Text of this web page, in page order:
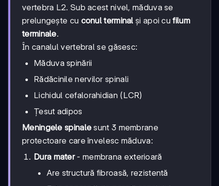
vertebra L2. Sub acest nivel, măduva se
prelungește cu conul terminal și apoi cufilum
terminale.
În canalul vertebral se găsesc:
Măduva spinării
Rădăcinile nervilor spinali
Lichidul cefalorahidian (LCR)
Țesut adipos
Meningele spinale sunt 3 membrane
protectoare care învelesc măduva:
Dura mater- membrana exterioară
Are structură fibroasă, rezistentă